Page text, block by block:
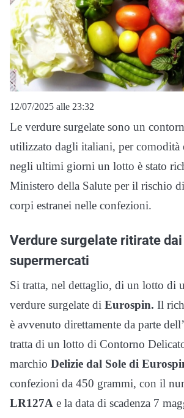
12/07/2025 alle 23:32
Le verdure surgelate sono un
utilizzato dagli italiani, per comodità
negli ultimi giorni un lotto è stato
Ministero della Salute per il rischio
corpi estranei nelle confezioni.
Verdure surgelate ritirate dai
supermercati
Si tratta, nel dettaglio, di un lotto di
verdure surgelate di Eurospin. Il
è avvenuto direttamente da parte
tratta di un lotto di Contorno
marchio Delizie dal Sole di
confezioni da 450 grammi, con il
LR127A e la data di scadenza 7